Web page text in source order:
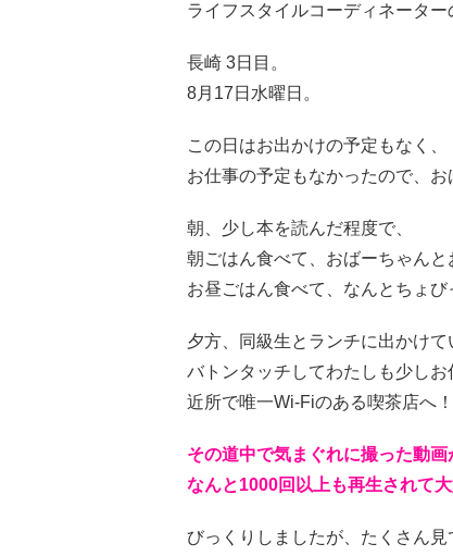
ライフスタイルコーディネーター
長崎 3日目。
8月17日水曜日。
この日はお出かけの予定もなく、
お仕事の予定もなかったので、お
朝、少し本を読んだ程度で、
朝ごはん食べて、おばーちゃんと
お昼ごはん食べて、なんとちょ
夕方、同級生とランチに出かけて
バトンタッチしてわたしも少しお
近所で唯一Wi-Fiのある喫茶店へ！
その道中で気まぐれに撮った動画
なんと1000回以上も再生されて
びっくりしましたが、たくさん